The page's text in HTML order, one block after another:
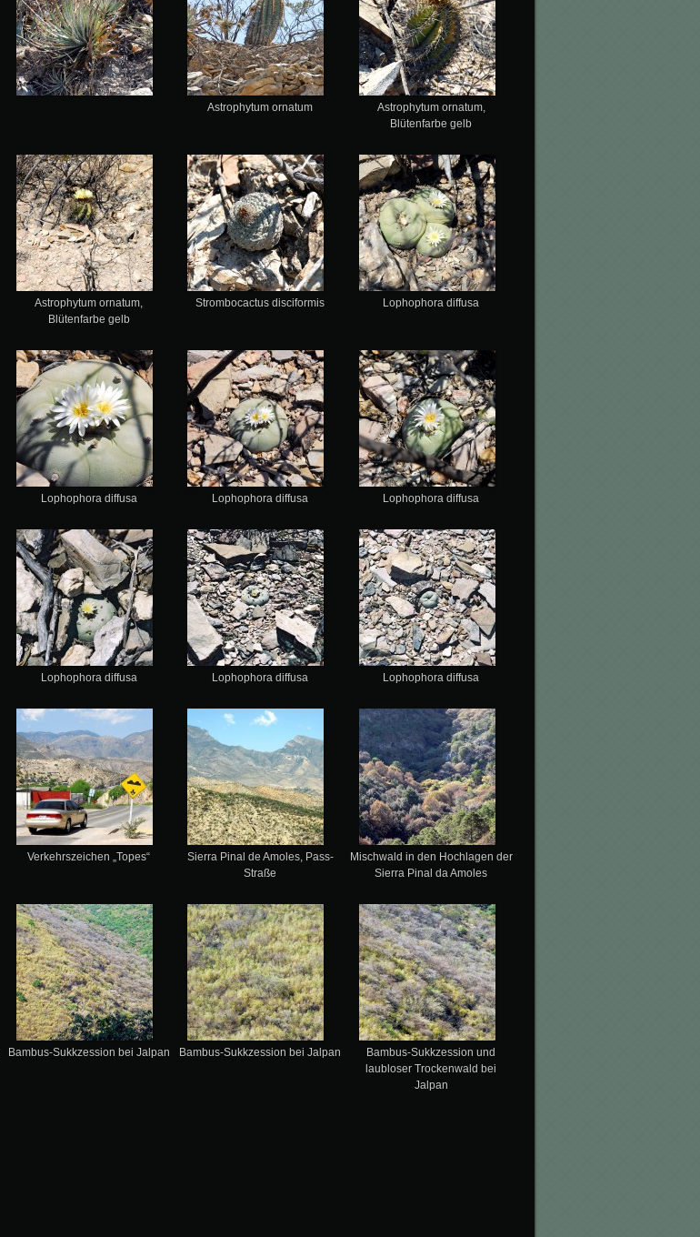
Astrophytum ornatum
Astrophytum ornatum,
Blütenfarbe gelb
Astrophytum ornatum,
Blütenfarbe gelb
Strombocactus disciformis Lophophora diffusa
Lophophora diffusa Lophophora diffusa Lophophora diffusa
Lophophora diffusa Lophophora diffusa Lophophora diffusa
Verkehrszeichen „Topes“
Sierra Pinal de Amoles, Pass-
Straße
Mischwald in den Hochlagen der
Sierra Pinal da Amoles
Bambus-Sukkzession bei Jalpan Bambus-Sukkzession bei Jalpan
Bambus-Sukkzession und
laubloser Trockenwald bei
Jalpan